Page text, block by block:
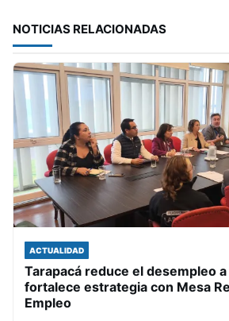
NOTICIAS RELACIONADAS
ACTUALIDAD
Tarapacá reduce el desempleo
fortalece estrategia con Mesa
Empleo